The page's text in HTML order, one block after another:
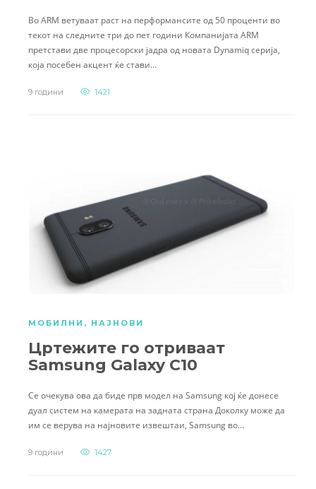
Во ARM ветуваат раст на перформансите од 50 проценти во
текот на следните три до пет години Компанијата ARM
претстави две процесорски јадра од новата Dynamiq серија,
која посебен акцент ќе стави…
9 години 1421
МОБИЛНИ , НАЈНОВИ
Цртежите го отриваат
Samsung Galaxy C10
Се очекува ова да биде прв модел на Samsung кој ќе донесе
дуал систем на камерата на задната страна Доколку може да
им се верува на најновите извештаи, Samsung во…
9 години 1427